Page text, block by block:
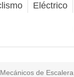
Eléctrico
de Escalera